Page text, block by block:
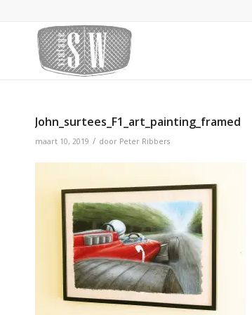
John_surtees_F1_art_painting_framed
maart 10, 2019 / door Peter Ribbers